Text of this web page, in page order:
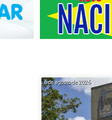
6 de agosto de 2026